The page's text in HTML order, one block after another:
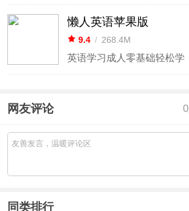
懒人英语苹果版
9.4 / 268.4M
英语学习成人零基础轻松学
网友评论 0
同类排行